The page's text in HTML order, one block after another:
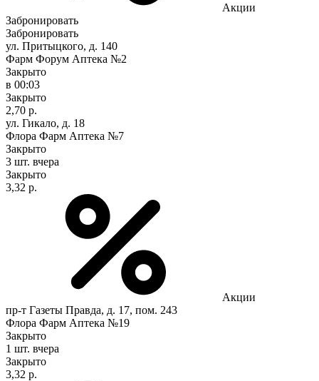
Акции
Забронировать
Забронировать
ул. Притыцкого, д. 140
Фарм Форум Аптека №2
Закрыто
в 00:03
Закрыто
2,70 р.
ул. Гикало, д. 18
Флора Фарм Аптека №7
Закрыто
3 шт. вчера
Закрыто
3,32 р.
Акции
пр-т Газеты Правда, д. 17, пом. 243
Флора Фарм Аптека №19
Закрыто
1 шт. вчера
Закрыто
3,32 р.